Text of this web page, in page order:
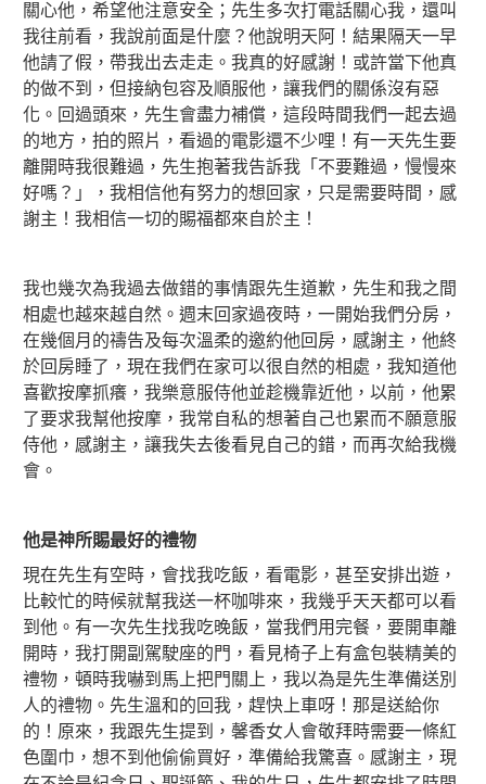
關心他，希望他注意安全；先生多次打電話關心我，還叫
我往前看，我說前面是什麼？他說明天阿！結果隔天一早
他請了假，帶我出去走走。我真的好感謝！或許當下他真
的做不到，但接納包容及順服他，讓我們的關係沒有惡
化。回過頭來，先生會盡力補償，這段時間我們一起去過
的地方，拍的照片，看過的電影還不少哩！有一天先生要
離開時我很難過，先生抱著我告訴我「不要難過，慢慢來
好嗎？」，我相信他有努力的想回家，只是需要時間，感
謝主！我相信一切的賜福都來自於主！
我也幾次為我過去做錯的事情跟先生道歉，先生和我之間
相處也越來越自然。週末回家過夜時，一開始我們分房，
在幾個月的禱告及每次溫柔的邀約他回房，感謝主，他終
於回房睡了，現在我們在家可以很自然的相處，我知道他
喜歡按摩抓癢，我樂意服侍他並趁機靠近他，以前，他累
了要求我幫他按摩，我常自私的想著自己也累而不願意服
侍他，感謝主，讓我失去後看見自己的錯，而再次給我機
會。
他是神所賜最好的禮物
現在先生有空時，會找我吃飯，看電影，甚至安排出遊，
比較忙的時候就幫我送一杯咖啡來，我幾乎天天都可以看
到他。有一次先生找我吃晚飯，當我們用完餐，要開車離
開時，我打開副駕駛座的門，看見椅子上有盒包裝精美的
禮物，頓時我嚇到馬上把門關上，我以為是先生準備送別
人的禮物。先生溫和的回我，趕快上車呀！那是送給你
的！原來，我跟先生提到，馨香女人會敬拜時需要一條紅
色圍巾，想不到他偷偷買好，準備給我驚喜。感謝主，現